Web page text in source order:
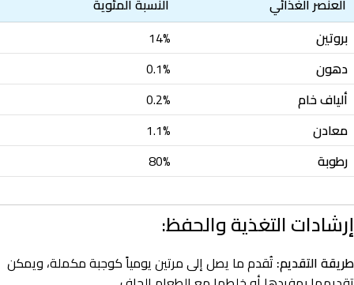
بروتين
14%
دهون
0.1%
ألياف خام
0.2%
معادن
1.1%
رطوبة
80%
إرشادات التغذية والحفظ:
طريقة التقديم: تُقدم ما يصل إلى مرتين يومياً كوجبة مكملة، ويمكن